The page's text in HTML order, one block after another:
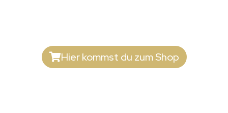
Hier kommst du zum Shop